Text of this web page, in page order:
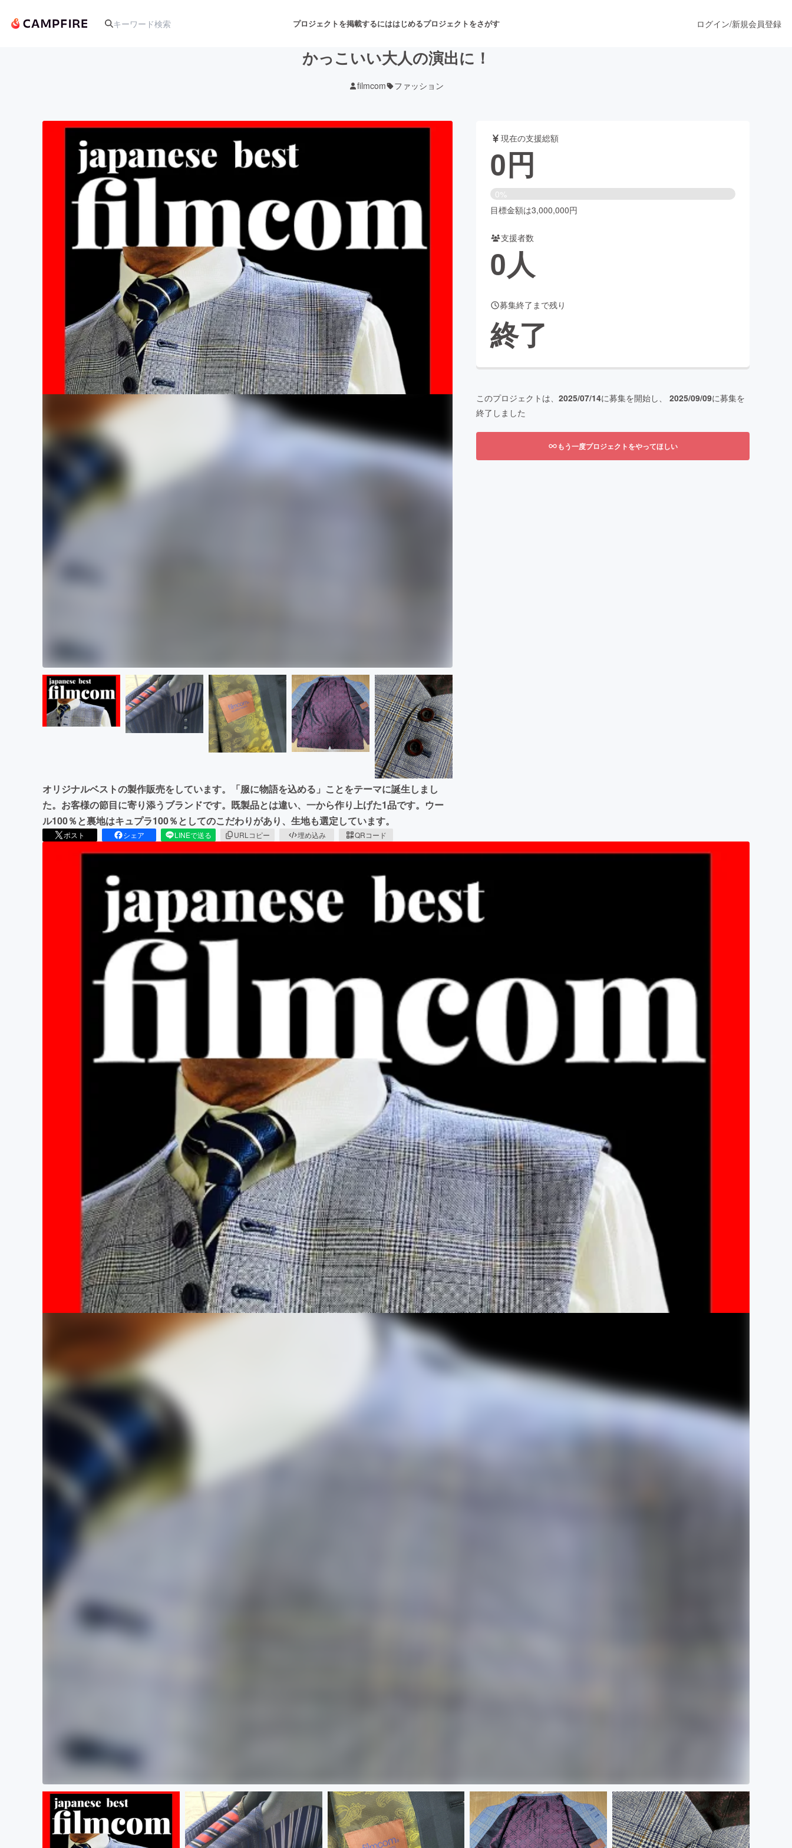
プロジェクトを掲載するにははじめるプロジェクトをさがす
音楽 舞台・パフォーマンス
テクノロジー・ガジェット
書籍・雑誌出版
ビジネス・起業 チャレンジ ビューティー・ヘルスケア
まちづくり・地域活性化
CAMPFIRE for Social Good
CAMPFIREふるさと納税
ログイン/新規会員登録
かっこいい大人の演出に！
filmcom ファッション
オリジナルベストの製作販売をしています。「服に物語を込める」ことをテーマに誕生しまし
た。お客様の節目に寄り添うブランドです。既製品とは違い、一から作り上げた1品です。ウー
ル100％と裏地はキュプラ100％としてのこだわりがあり、生地も選定しています。
ポスト シェア LINEで送る URLコピー 埋め込み QRコード
現在の支援総額
0円
0%
目標金額は3,000,000円
支援者数
0人
募集終了まで残り
終了
このプロジェクトは、 2025/07/14に募集を開始し、 2025/09/09に募集を
終了しました
もう一度プロジェクトをやってほしい